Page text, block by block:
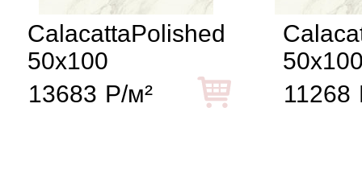
CalacattaPolished
50x100
13683 Р/м²
11268